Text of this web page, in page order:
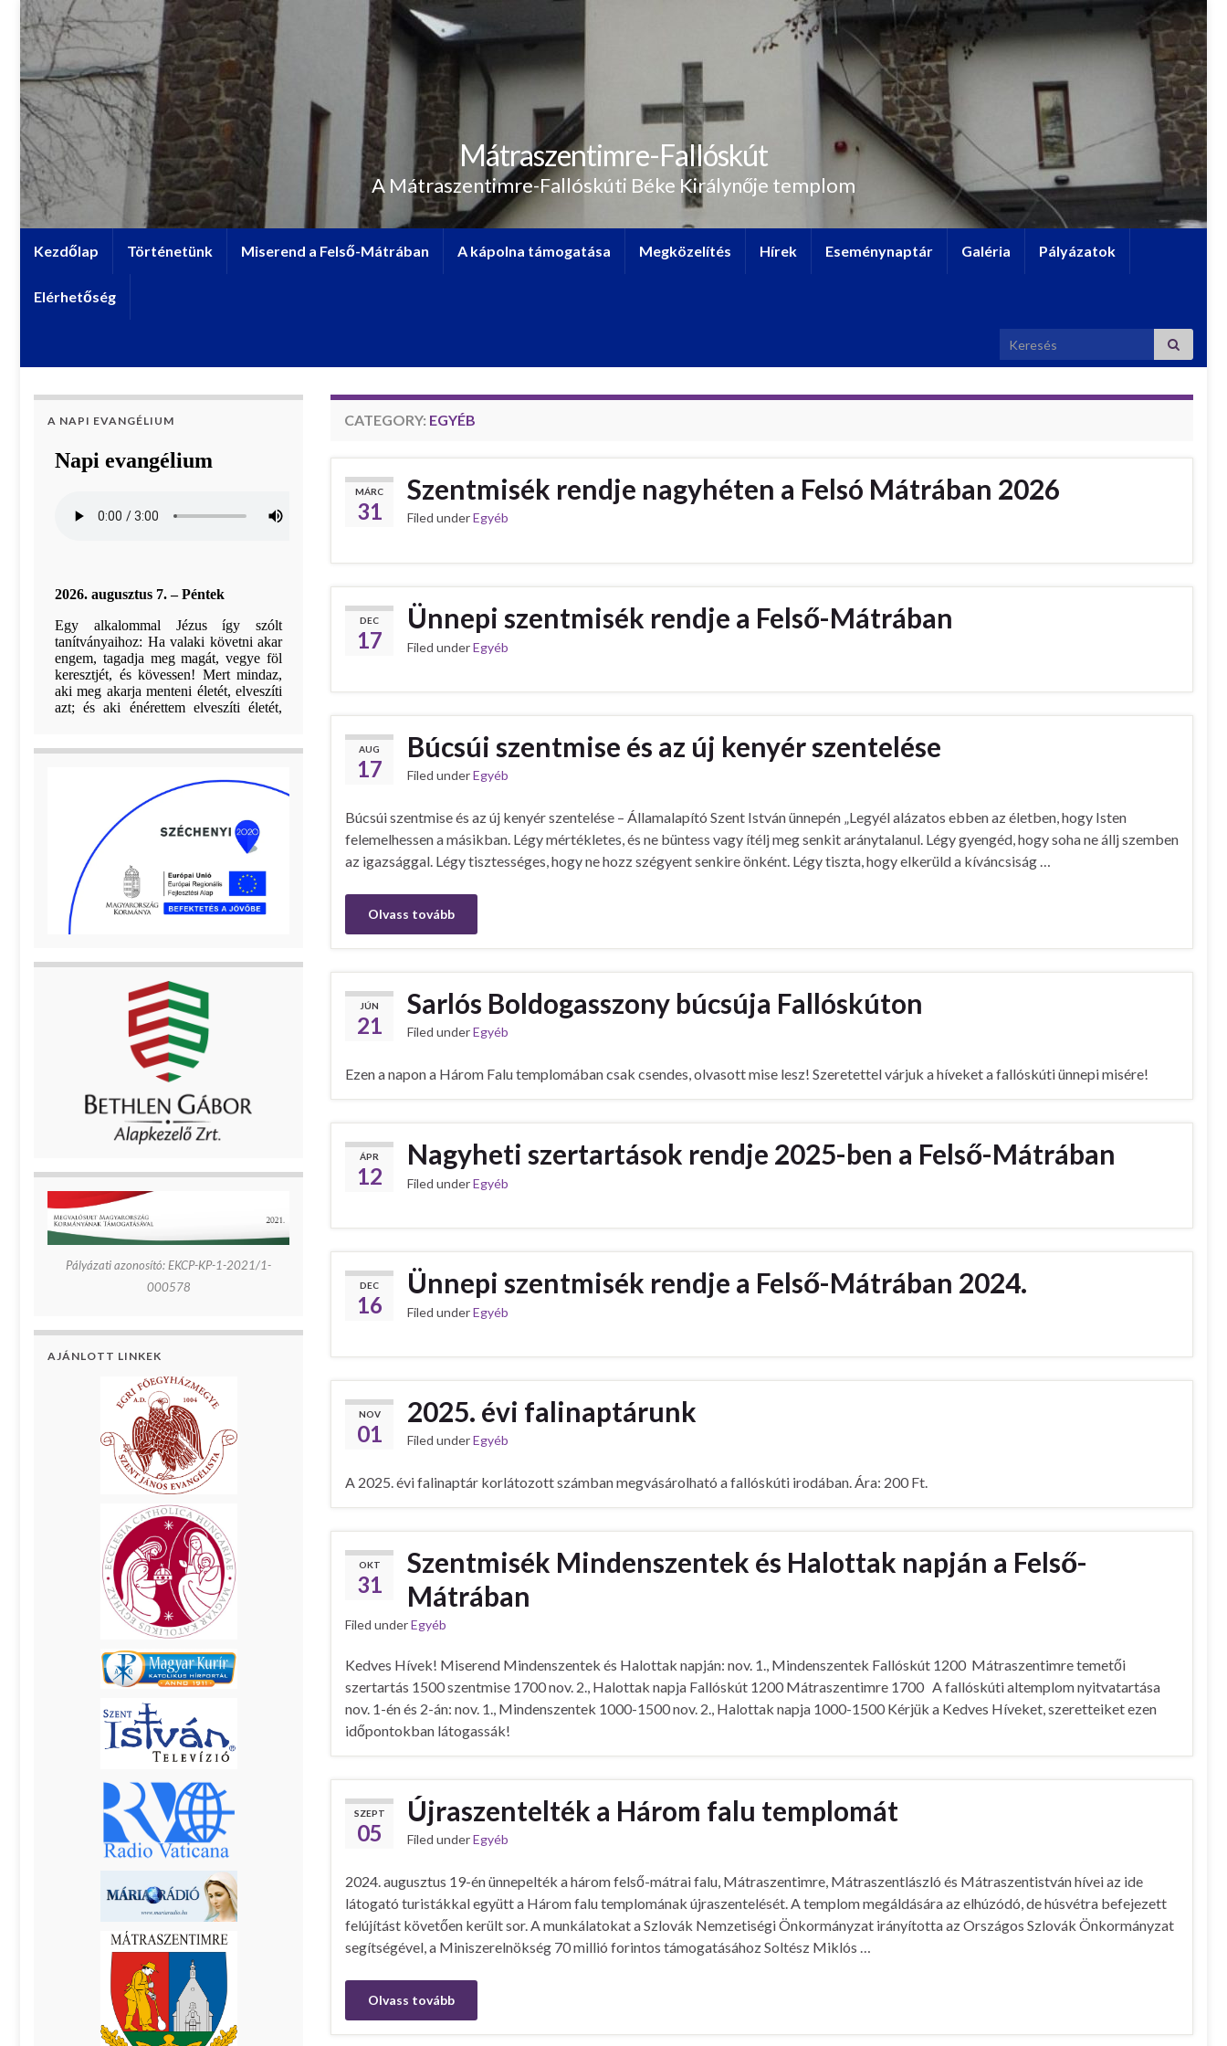
Mátraszentimre-Fallóskút
A Mátraszentimre-Fallóskúti Béke Királynője templom
Kezdőlap Történetünk Miserend a Felső-Mátrában A kápolna támogatása Megközelítés Hírek Eseménynaptár Galéria Pályázatok
Elérhetőség
Search for:
CATEGORY: EGYÉB
MÁRC
31
Szentmisék rendje nagyhéten a Felsó Mátrában 2026
Filed underEgyéb
DEC
17
Ünnepi szentmisék rendje a Felső-Mátrában
Filed underEgyéb
AUG
17
Búcsúi szentmise és az új kenyér szentelése
Filed underEgyéb
Búcsúi szentmise és az új kenyér szentelése – Államalapító Szent István ünnepén „Legyél alázatos ebben az életben, hogy Isten
felemelhessen a másikban. Légy mértékletes, és ne büntess vagy ítélj meg senkit aránytalanul. Légy gyengéd, hogy soha ne állj szemben
az igazsággal. Légy tisztességes, hogy ne hozz szégyent senkire önként. Légy tiszta, hogy elkerüld a kíváncsiság …
Olvass tovább
JÚN
21
Sarlós Boldogasszony búcsúja Fallóskúton
Filed underEgyéb
Ezen a napon a Három Falu templomában csak csendes, olvasott mise lesz! Szeretettel várjuk a híveket a fallóskúti ünnepi misére!
ÁPR
12
Nagyheti szertartások rendje 2025-ben a Felső-Mátrában
Filed underEgyéb
DEC
16
Ünnepi szentmisék rendje a Felső-Mátrában 2024.
Filed underEgyéb
NOV
01
2025. évi falinaptárunk
Filed underEgyéb
A 2025. évi falinaptár korlátozott számban megvásárolható a fallóskúti irodában. Ára: 200 Ft.
OKT
31
Szentmisék Mindenszentek és Halottak napján a Felső-
Mátrában
Filed underEgyéb
Kedves Hívek! Miserend Mindenszentek és Halottak napján: nov. 1., Mindenszentek Fallóskút 1200 Mátraszentimre temetői
szertartás 1500 szentmise 1700 nov. 2., Halottak napja Fallóskút 1200 Mátraszentimre 1700 A fallóskúti altemplom nyitvatartása
nov. 1-én és 2-án: nov. 1., Mindenszentek 1000-1500 nov. 2., Halottak napja 1000-1500 Kérjük a Kedves Híveket, szeretteiket ezen
időpontokban látogassák!
SZEPT
05
Újraszentelték a Három falu templomát
Filed underEgyéb
2024. augusztus 19-én ünnepelték a három felső-mátrai falu, Mátraszentimre, Mátraszentlászló és Mátraszentistván hívei az ide
látogató turistákkal együtt a Három falu templomának újraszentelését. A templom megáldására az elhúzódó, de húsvétra befejezett
felújítást követően került sor. A munkálatokat a Szlovák Nemzetiségi Önkormányzat irányította az Országos Szlovák Önkormányzat
segítségével, a Miniszerelnökség 70 millió forintos támogatásához Soltész Miklós …
Olvass tovább
A NAPI EVANGÉLIUM
Pályázati azonosító: EKCP-KP-1-2021/1-
000578
AJÁNLOTT LINKEK